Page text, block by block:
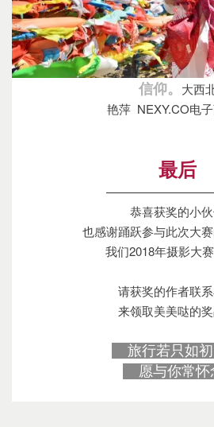
信仰。 大西
艳萍 NEXY.CO电
最后
恭喜获奖的小
也感谢踊跃参与此次大
我们2018年摄影大
请获奖的作者联
来领取美美哒的
旅行若只如
愿与你常怀